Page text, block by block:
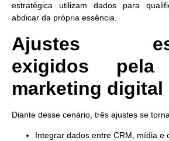
estratégica utilizam dados para
abdicar da própria essência.
Ajustes
exigidos
marketing digital
Diante desse cenário, três ajustes se
Integrar dados entre CRM, mídia e